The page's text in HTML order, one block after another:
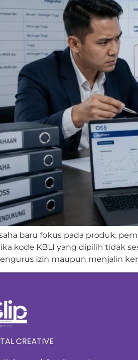
baru fokus pada produk,
kode KBLI yang dipilih tidak
izin maupun menjalin
CREATIVE